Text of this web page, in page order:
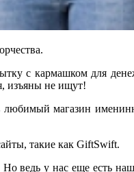
с кармашком для
изъяны не ищут!
магазин
такие как GiftSwift.
ведь у нас еще есть